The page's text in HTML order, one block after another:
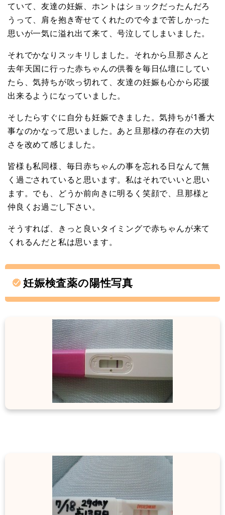
ていて、友達の妊娠、ホントはショックだったんだろ
うって、肩を抱き寄せてくれたので今まで苦しかった
思いが一気に溢れ出て来て、号泣してしまいました。
それでかなりスッキリしました。それから旦那さんと
去年天国に行った赤ちゃんの供養を毎日仏壇にしてい
たら、気持ちが吹っ切れて、友達の妊娠も心から応援
出来るようになっていました。
そしたらすぐに自分も妊娠できました。気持ちが1番大
事なのかなって思いました。あと旦那様の存在の大切
さを改めて感じました。
皆様も私同様、毎日赤ちゃんの事を忘れる日なんて無
く過ごされていると思います。私はそれでいいと思い
ます。でも、どうか前向きに明るく笑顔で、旦那様と
仲良くお過ごし下さい。
そうすれば、きっと良いタイミングで赤ちゃんが来て
くれるんだと私は思います。
妊娠検査薬の陽性写真